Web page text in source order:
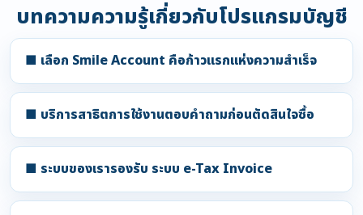
บทความความรู้เกี่ยวกับโปรแกรมบัญชี
■ เลือก Smile Account คือก้าวแรกแห่งความสำเร็จ
■ บริการสาธิตการใช้งานตอบคำถามก่อนตัดสินใจซื้อ
■ ระบบของเรารองรับ ระบบ e-Tax Invoice